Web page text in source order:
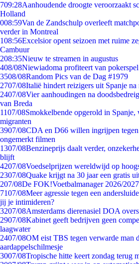
709:28Aanhoudende droogte veroorzaakt
Holland
008:59Van de Zandschulp overleeft
verder in Montreal
108:56Excelsior opent seizoen met ruime
Cambuur
208:35Nieuw te streamen in augustus
408/08Niewiadoma profiteert van
3508/08Random Pics van de Dag #1979
2707/08Italië hindert reizigers uit Spanje na
2407/08Vier aanhoudingen na
van Breda
1107/08Smokkelbende opgerold in Spanje,
migranten
3907/08CDA en D66 willen ingrijpen
ongemerkt filmen
1307/08Benzineprijs daalt verder,
blijft
4207/08Voedselprijzen wereldwijd op
2307/08Quake krijgt na 30 jaar een gratis
207/08De FOK!Voetbalmanager 2026/
7107/08Meer agressie tegen een
jij je intimideren?
3207/08Amsterdams dierenasiel DOA
2907/08Kabinet geeft bedrijven geen
laagwater
2407/08OM eist TBS tegen verwarde man
aardappelschilmesje
3007/08Tropische hitte keert zondag terug